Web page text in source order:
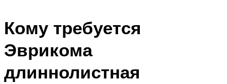
Кому требуется
Эврикома
длиннолистная